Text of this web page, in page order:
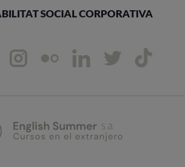
SOCIAL CORPORATIVA